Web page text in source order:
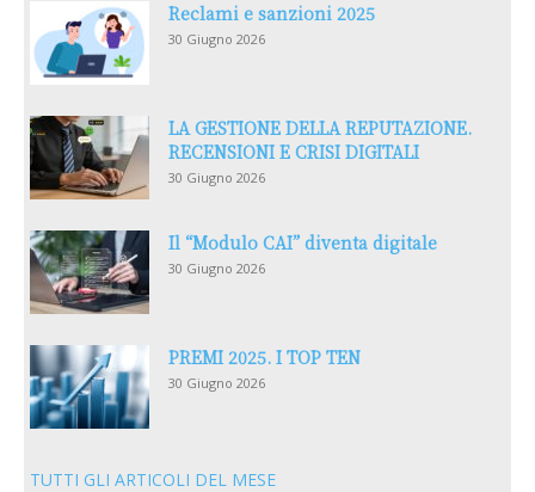
Reclami e sanzioni 2025
30 Giugno 2026
LA GESTIONE DELLA REPUTAZIONE.
RECENSIONI E CRISI DIGITALI
30 Giugno 2026
Il “Modulo CAI” diventa digitale
30 Giugno 2026
PREMI 2025. I TOP TEN
30 Giugno 2026
TUTTI GLI ARTICOLI DEL MESE